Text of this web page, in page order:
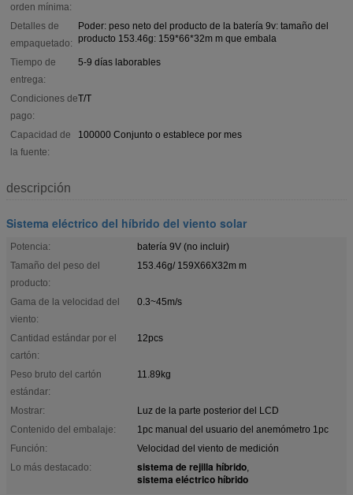
orden mínima:
Detalles de
empaquetado:
Poder: peso neto del producto de la batería 9v: tamaño del
producto 153.46g: 159*66*32m m que embala
Tiempo de
entrega:
5-9 días laborables
Condiciones de
pago:
T/T
Capacidad de
la fuente:
100000 Conjunto o establece por mes
descripción
Sistema eléctrico del híbrido del viento solar
Potencia:
batería 9V (no incluir)
Tamaño del peso del
producto:
153.46g/ 159X66X32m m
Gama de la velocidad del
viento:
0.3~45m/s
Cantidad estándar por el
cartón:
12pcs
Peso bruto del cartón
estándar:
11.89kg
Mostrar:
Luz de la parte posterior del LCD
Contenido del embalaje:
1pc manual del usuario del anemómetro 1pc
Función:
Velocidad del viento de medición
Lo más destacado:
sistema de rejilla híbrido,
sistema eléctrico híbrido